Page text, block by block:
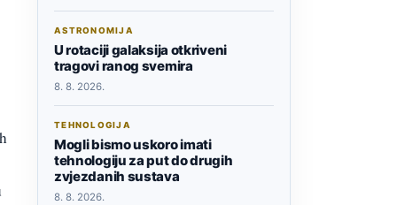
ASTRONOMIJA
U rotaciji galaksija otkriveni
tragovi ranog svemira
8. 8. 2026.
TEHNOLOGIJA
Mogli bismo uskoro imati
tehnologiju za put do drugih
zvjezdanih sustava
8. 8. 2026.